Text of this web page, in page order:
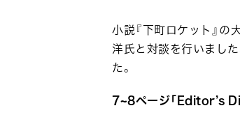
小説『下町ロケット』の
洋氏と対談を行いまし
た。
7~8ページ「Editor’s